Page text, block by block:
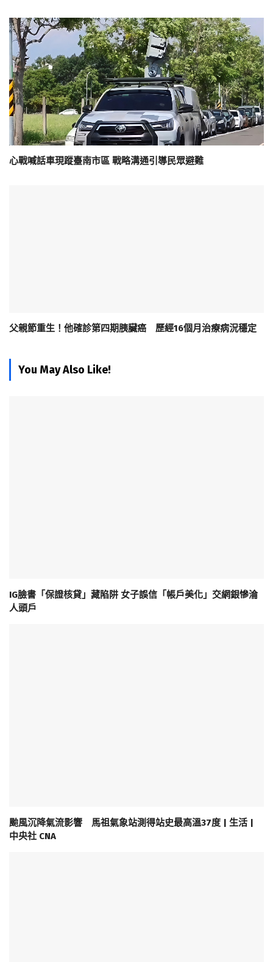
心戰喊話車現蹤臺南市區 戰略溝通引導民眾避難
父親節重生！他確診第四期胰臟癌 歷經16個月治療病況穩定
You May Also Like!
IG臉書「保證核貸」藏陷阱 女子誤信「帳戶美化」交網銀慘淪
人頭戶
颱風沉降氣流影響 馬祖氣象站測得站史最高溫37度 | 生活 |
中央社 CNA